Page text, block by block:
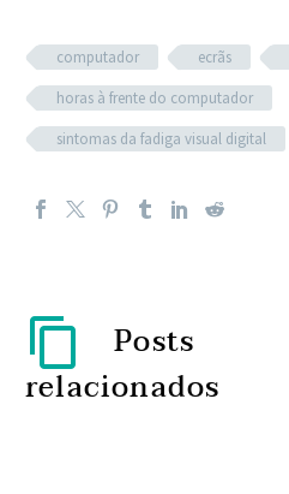
computador ecrãs
horas à frente do computador
sintomas da fadiga visual digital
Posts
relacionados